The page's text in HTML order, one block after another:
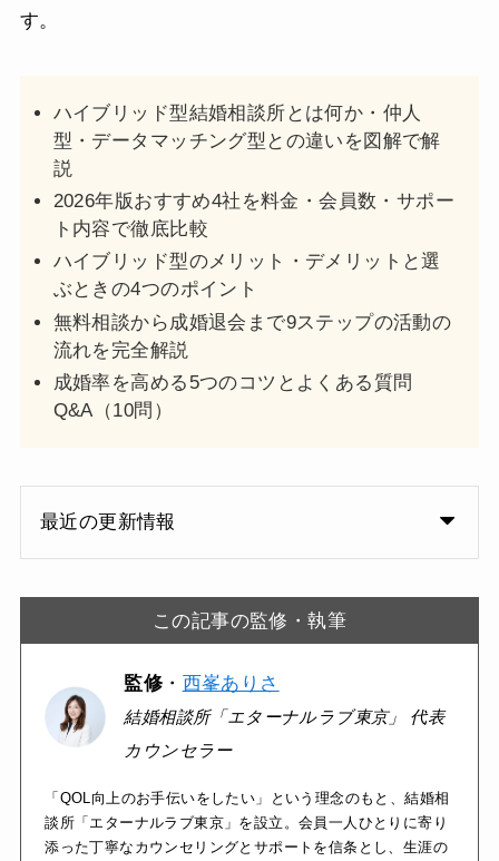
す。
ハイブリッド型結婚相談所とは何か・仲人
型・データマッチング型との違いを図解で解
説
2026年版おすすめ4社を料金・会員数・サポー
ト内容で徹底比較
ハイブリッド型のメリット・デメリットと選
ぶときの4つのポイント
無料相談から成婚退会まで9ステップの活動の
流れを完全解説
成婚率を高める5つのコツとよくある質問
Q&A（10問）
最近の更新情報
この記事の監修・執筆
監修・ 西峯ありさ
結婚相談所「エターナルラブ東京」 代表
カウンセラー
「QOL向上のお手伝いをしたい」という理念のもと、結婚相
談所「エターナルラブ東京」を設立。会員一人ひとりに寄り
添った丁寧なカウンセリングとサポートを信条とし、生涯の